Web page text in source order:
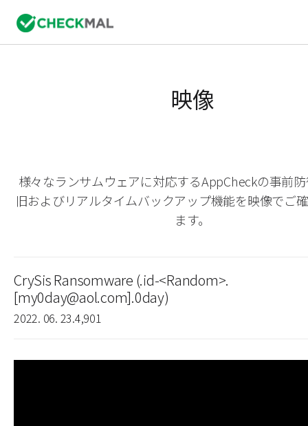
映像
様々なランサムウェアに対応するAppCheckの事前
旧およびリアルタイムバックアップ機能を映像でご
ます。
CrySis Ransomware (.id-<Random>.
[my0day@aol.com].0day)
2022. 06. 23.4,901